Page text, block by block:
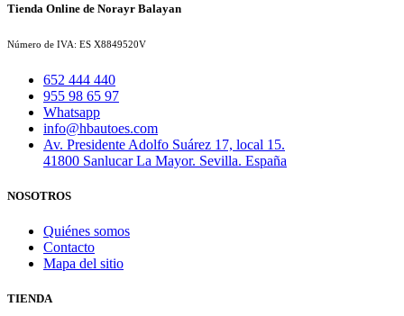
Tienda Online de Norayr Balayan
Número de IVA: ES X8849520V
652 444 440
955 98 65 97
Whatsapp
info@hbautoes.com
Av. Presidente Adolfo Suárez 17, local 15.
41800 Sanlucar La Mayor. Sevilla. España
NOSOTROS
Quiénes somos
Contacto
Mapa del sitio
TIENDA